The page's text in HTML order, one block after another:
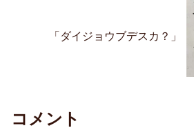
「ダイジョウブデスカ？」
コメント